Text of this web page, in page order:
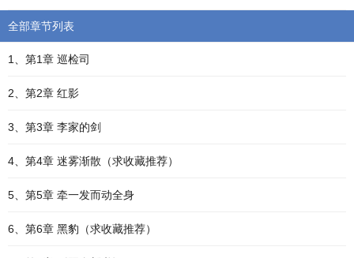
全部章节列表
1、第1章 巡检司
2、第2章 红影
3、第3章 李家的剑
4、第4章 迷雾渐散（求收藏推荐）
5、第5章 牵一发而动全身
6、第6章 黑豹（求收藏推荐）